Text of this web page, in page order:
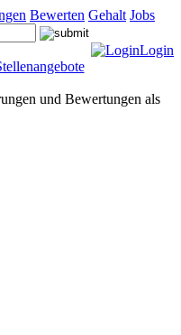
Bewerten Gehalt Jobs
Login
und Bewertungen als